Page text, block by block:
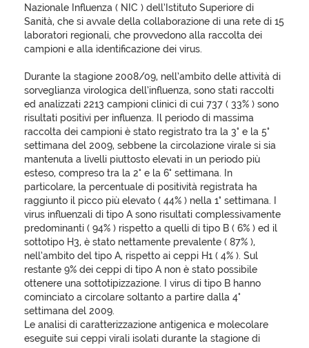
Nazionale Influenza ( NIC ) dell’Istituto Superiore di
Sanità, che si avvale della collaborazione di una rete di 15
laboratori regionali, che provvedono alla raccolta dei
campioni e alla identificazione dei virus.
Durante la stagione 2008/09, nell’ambito delle attività di
sorveglianza virologica dell’influenza, sono stati raccolti
ed analizzati 2213 campioni clinici di cui 737 ( 33% ) sono
risultati positivi per influenza. Il periodo di massima
raccolta dei campioni è stato registrato tra la 3° e la 5°
settimana del 2009, sebbene la circolazione virale si sia
mantenuta a livelli piuttosto elevati in un periodo più
esteso, compreso tra la 2° e la 6° settimana. In
particolare, la percentuale di positività registrata ha
raggiunto il picco più elevato ( 44% ) nella 1° settimana. I
virus influenzali di tipo A sono risultati complessivamente
predominanti ( 94% ) rispetto a quelli di tipo B ( 6% ) ed il
sottotipo H3, è stato nettamente prevalente ( 87% ),
nell’ambito del tipo A, rispetto ai ceppi H1 ( 4% ). Sul
restante 9% dei ceppi di tipo A non è stato possibile
ottenere una sottotipizzazione. I virus di tipo B hanno
cominciato a circolare soltanto a partire dalla 4°
settimana del 2009.
Le analisi di caratterizzazione antigenica e molecolare
eseguite sui ceppi virali isolati durante la stagione di